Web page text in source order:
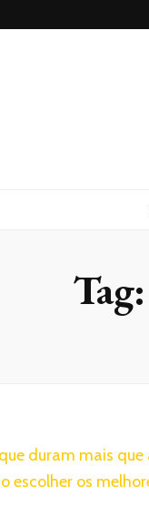
Tag: